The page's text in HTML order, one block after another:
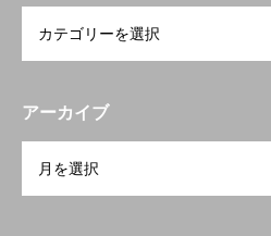
開業を検討中の方へ
研修会・講習会など
空き家空き地 無料相談センター
アーカイブ